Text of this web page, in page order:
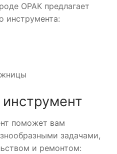
ОРАК предлагает
инструмента:
поможет вам
задачами,
и ремонтом: